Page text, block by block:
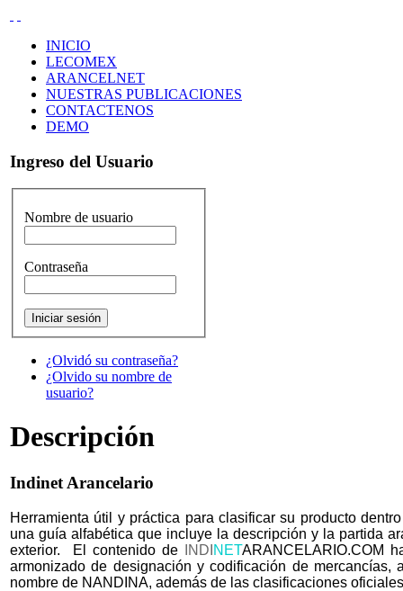
INICIO
LECOMEX
ARANCELNET
NUESTRAS PUBLICACIONES
CONTACTENOS
DEMO
Ingreso del Usuario
Nombre de usuario
Contraseña
Iniciar sesión
¿Olvidó su contraseña?
¿Olvido su nombre de
usuario?
Descripción
Indinet Arancelario
Herramienta útil y práctica para clasificar su producto
una guía alfabética que incluye la descripción y la partida
exterior. El contenido de
INDI NETARANCELARIO.COM
armonizado de designación y codificación de
nombre de NANDINA, además de las clasificaciones